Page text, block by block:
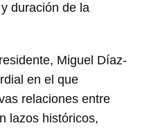
duración de la
Miguel Díaz-
en el que
relaciones entre
lazos históricos,